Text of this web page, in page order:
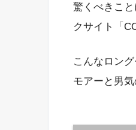
驚くべきこ
クサイト「
こんなロン
モアーと男